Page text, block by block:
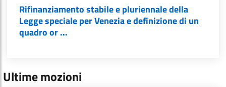
Rifinanziamento stabile e pluriennale della
Legge speciale per Venezia e definizione di un
quadro or ...
Ultime mozioni